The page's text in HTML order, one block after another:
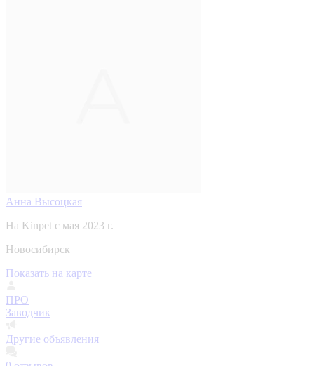
Анна Высоцкая
На Kinpet c мая 2023 г.
Новосибирск
Показать на карте
ПРО
Заводчик
Другие объявления